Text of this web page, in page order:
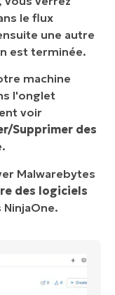
le flux
une autre
est terminée.
machine
l'onglet
voir
Supprimer des
Malwarebytes
des logiciels